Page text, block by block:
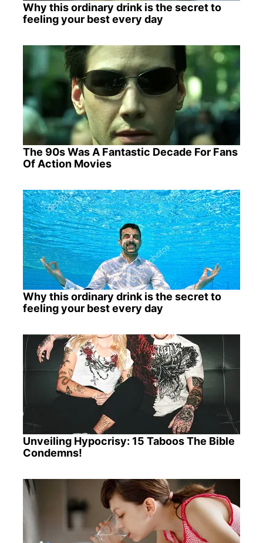
Why this ordinary drink is the secret to
feeling your best every day
The 90s Was A Fantastic Decade For Fans
Of Action Movies
Why this ordinary drink is the secret to
feeling your best every day
Unveiling Hypocrisy: 15 Taboos The Bible
Condemns!